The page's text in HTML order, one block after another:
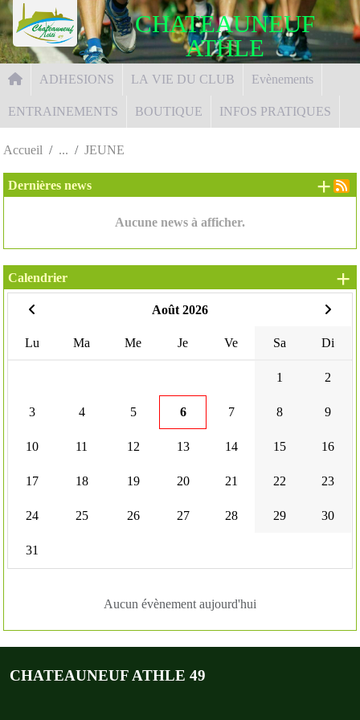
CHATEAUNEUF
ATHLE
ADHESIONS LA VIE DU CLUB Evènements
ENTRAINEMENTS BOUTIQUE INFOS PRATIQUES
Accueil JEUNE
Dernières news
Aucune news à afficher.
+
Calendrier
Août 2026
Lu Ma Me Je Ve Sa Di
1 2
3 4 5 6 7 8 9
10 11 12 13 14 15 16
17 18 19 20 21 22 23
24 25 26 27 28 29 30
31
Aucun évènement aujourd'hui
+
CHATEAUNEUF ATHLE 49
Panneau de gestion des cookies